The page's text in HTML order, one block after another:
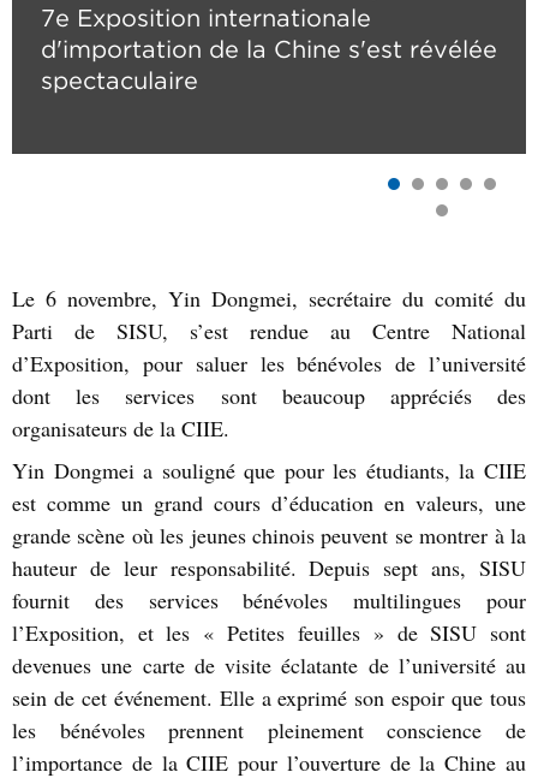
7e Exposition internationale
d'importation de la Chine s'est révélée
spectaculaire
Le 6 novembre, Yin Dongmei, secrétaire du comité du
Parti de SISU, s’est rendue au Centre National
d’Exposition, pour saluer les bénévoles de l’université
dont les services sont beaucoup appréciés des
organisateurs de la CIIE.
Yin Dongmei a souligné que pour les étudiants, la CIIE
est comme un grand cours d’éducation en valeurs, une
grande scène où les jeunes chinois peuvent se montrer à la
hauteur de leur responsabilité. Depuis sept ans, SISU
fournit des services bénévoles multilingues pour
l’Exposition, et les « Petites feuilles » de SISU sont
devenues une carte de visite éclatante de l’université au
sein de cet événement. Elle a exprimé son espoir que tous
les bénévoles prennent pleinement conscience de
l’importance de la CIIE pour l’ouverture de la Chine au